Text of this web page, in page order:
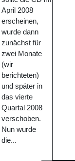
April 2008
erscheinen,
wurde dann
zunächst für
zwei Monate
(wir
berichteten)
und später in
das vierte
Quartal 2008
verschoben.
Nun wurde
die...